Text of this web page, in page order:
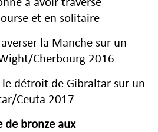
à avoir traversé
et en solitaire
la Manche sur un
Cherbourg 2016
le détroit de Gibraltar sur un
Ceuta 2017
bronze aux